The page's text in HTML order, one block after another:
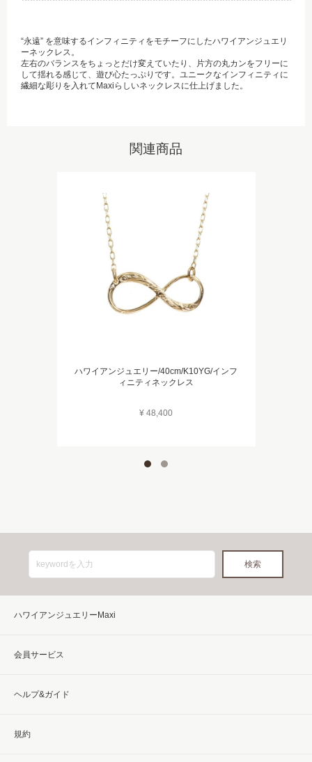
“永遠” を意味するインフィニティをモチーフにしたハワイアンジュエリ
ーネックレス。
左右のバランスをちょっとだけ変えていたり、片方の丸カンをフリーに
して揺れる感じて、遊び心たっぷりです。ユニークなインフィニティに
繊細な彫りを入れてMaxiらしいネックレスに仕上げました。
関連商品
ハワイアンジュエリー/40cm/K10YG/インフ
ィニティネックレス
¥ 48,400
ハワイアンジュエリーMaxi
会員サービス
ヘルプ&ガイド
規約